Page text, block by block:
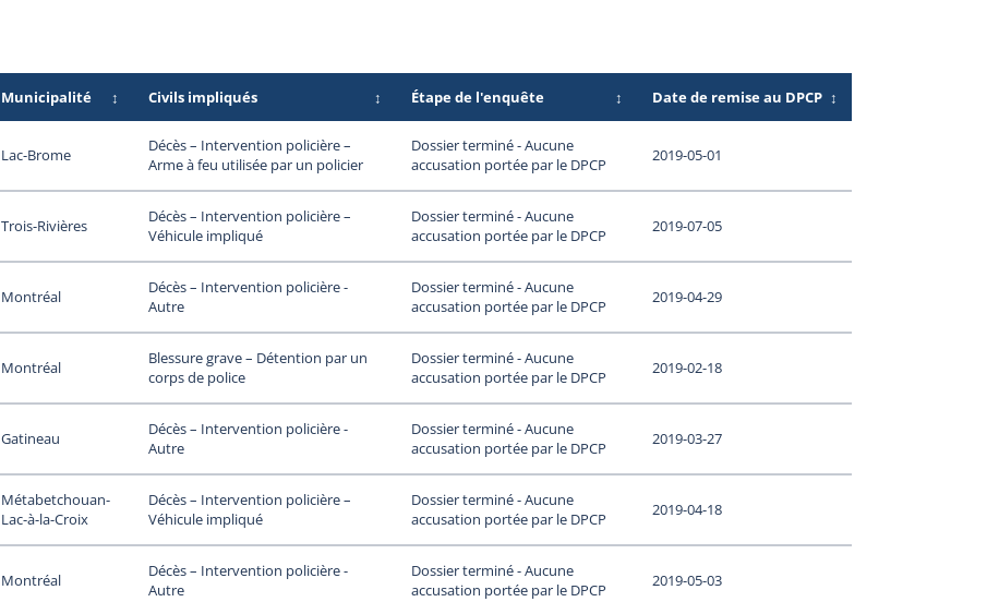
Municipalité ↕ Civils impliqués ↕ Étape de l'enquête ↕ Date de remise au DPCP ↕
Lac-Brome
Décès – Intervention policière –
Arme à feu utilisée par un policier
Dossier terminé - Aucune
accusation portée par le DPCP
2019-05-01
Trois-Rivières
Décès – Intervention policière –
Véhicule impliqué
Dossier terminé - Aucune
accusation portée par le DPCP
2019-07-05
Montréal
Décès – Intervention policière -
Autre
Dossier terminé - Aucune
accusation portée par le DPCP
2019-04-29
Montréal
Blessure grave – Détention par un
corps de police
Dossier terminé - Aucune
accusation portée par le DPCP
2019-02-18
Gatineau
Décès – Intervention policière -
Autre
Dossier terminé - Aucune
accusation portée par le DPCP
2019-03-27
Métabetchouan-
Lac-à-la-Croix
Décès – Intervention policière –
Véhicule impliqué
Dossier terminé - Aucune
accusation portée par le DPCP
2019-04-18
Montréal
Décès – Intervention policière -
Autre
Dossier terminé - Aucune
accusation portée par le DPCP
2019-05-03